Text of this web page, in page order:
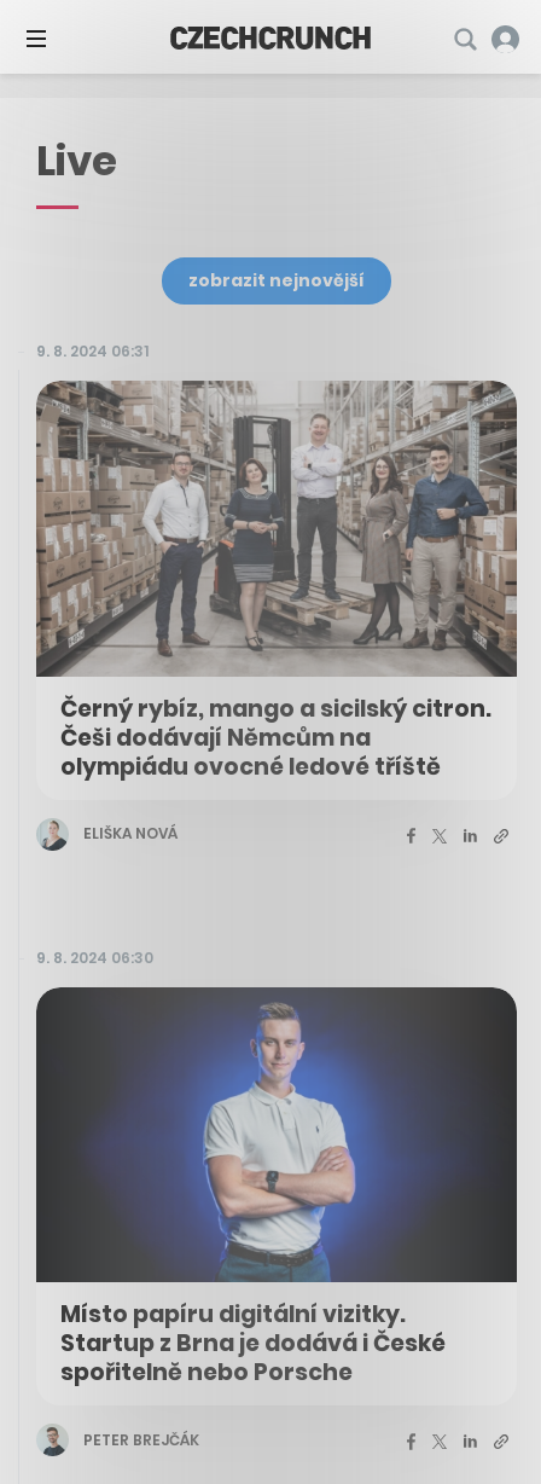
Live
zobrazit nejnovější
9. 8. 2024 06:31
Černý rybíz, mango a sicilský citron.
Češi dodávají Němcům na
olympiádu ovocné ledové tříště
ELIŠKA NOVÁ
9. 8. 2024 06:30
Místo papíru digitální vizitky.
Startup z Brna je dodává i České
spořitelně nebo Porsche
PETER BREJČÁK